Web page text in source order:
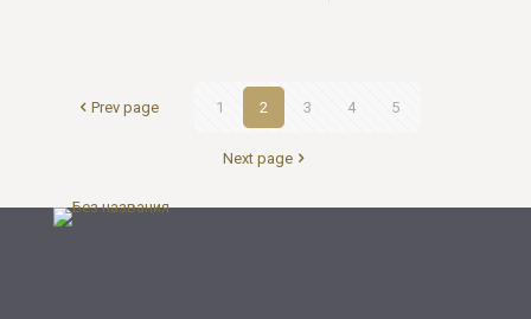
Prev page 1 2 3 4 5
Next page